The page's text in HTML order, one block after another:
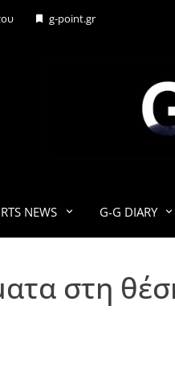
g-point.gr
NEWS G-G DIARY
στη